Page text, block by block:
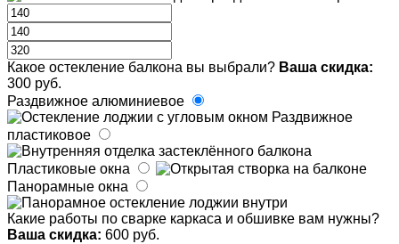
Какое остекление балкона вы выбрали? Ваша скидка:
300 руб.
Раздвижное алюминиевое
Раздвижное
пластиковое
Пластиковые окна
Панорамные окна
Какие работы по сварке каркаса и обшивке вам нужны?
Ваша скидка: 600 руб.